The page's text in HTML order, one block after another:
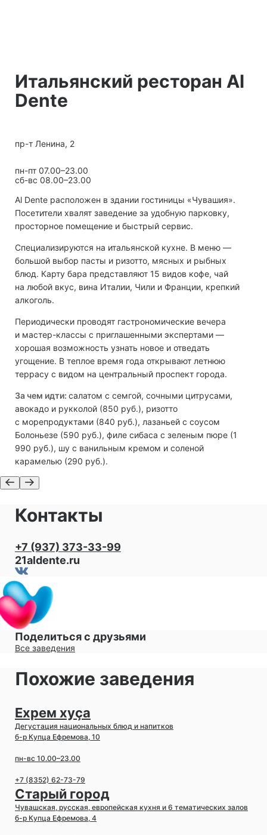
Итальянский ресторан Al
Dente
пр-т Ленина, 2
пн-пт 07.00–23.00
сб-вс 08.00–23.00
Al Dente расположен в здании гостиницы «Чувашия».
Посетители хвалят заведение за удобную парковку,
просторное помещение и быстрый сервис.
Специализируются на итальянской кухне. В меню —
большой выбор пасты и ризотто, мясных и рыбных
блюд. Карту бара представляют 15 видов кофе, чай
на любой вкус, вина Италии, Чили и Франции, крепкий
алкоголь.
Периодически проводят гастрономические вечера
и мастер-классы с приглашенными экспертами —
хорошая возможность узнать новое и отведать
угощение. В теплое время года открывают летнюю
террасу с видом на центральный проспект города.
За чем идти: салатом с семгой, сочными цитрусами,
авокадо и рукколой (850 руб.), ризотто
с морепродуктами (840 руб.), лазаньей с соусом
Болоньезе (590 руб.), филе сибаса с зеленым пюре (1
990 руб.), шу с ванильным кремом и соленой
карамелью (290 руб.).
Контакты
+7 (937) 373-33-99
21aldente.ru
Поделиться с друзьями
Все заведения
Похожие заведения
Ехрем хуçа
Дегустация национальных блюд и напитков
б-р Купца Ефремова, 10
пн-вс 10.00–23.00
+7 (8352) 62-73-79
Старый город
Чувашская, русская, европейская кухня и 6 тематических залов
б-р Купца Ефремова, 4